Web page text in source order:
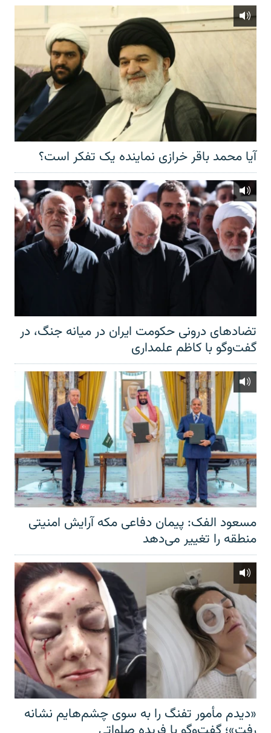
آیا محمد باقر خرازی نماینده یک تفکر است؟
تضادهای درونی حکومت ایران در میانه جنگ، در
گفت‌‌وگو با کاظم علمداری
مسعود الفک: پیمان دفاعی مکه آرایش امنیتی
منطقه را تغییر می‌دهد
«دیدم مأمور تفنگ را به سوی چشم‌هایم نشانه